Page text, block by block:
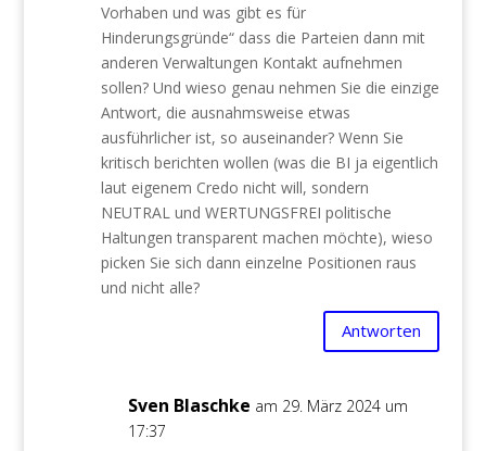
Vorhaben und was gibt es für
Hinderungsgründe“ dass die Parteien dann mit
anderen Verwaltungen Kontakt aufnehmen
sollen? Und wieso genau nehmen Sie die einzige
Antwort, die ausnahmsweise etwas
ausführlicher ist, so auseinander? Wenn Sie
kritisch berichten wollen (was die BI ja eigentlich
laut eigenem Credo nicht will, sondern
NEUTRAL und WERTUNGSFREI politische
Haltungen transparent machen möchte), wieso
picken Sie sich dann einzelne Positionen raus
und nicht alle?
Antworten
Sven Blaschke am 29. März 2024 um
17:37